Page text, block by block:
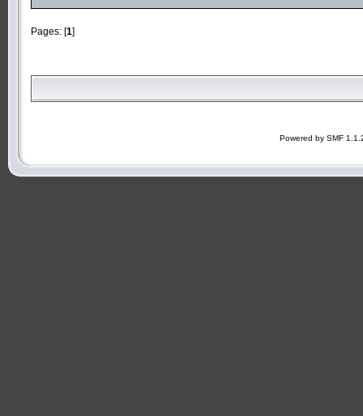
Pages: [1]
Powered by SMF